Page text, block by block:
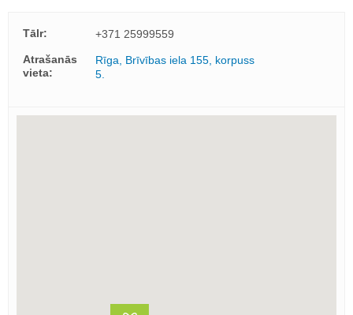
Tālr:
+371 25999559
Atrašanās
vieta:
Rīga, Brīvības iela 155, korpuss
5.